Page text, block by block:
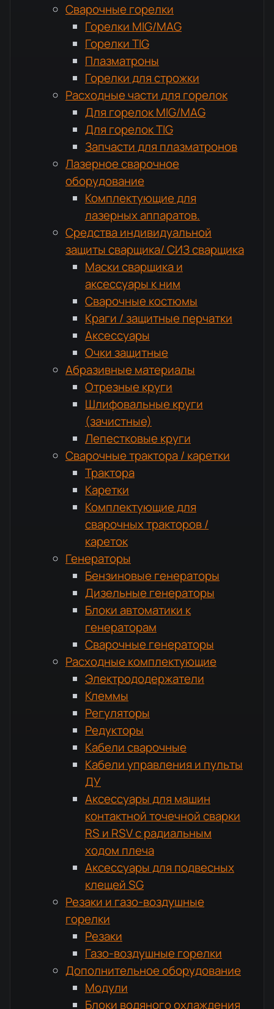
Сварочные горелки
Горелки MIG/MAG
Горелки TIG
Плазматроны
Горелки для строжки
Расходные части для горелок
Для горелок MIG/MAG
Для горелок TIG
Запчасти для плазматронов
Лазерное сварочное
оборудование
Комплектующие для
лазерных аппаратов.
Средства индивидуальной
защиты сварщика/ СИЗ сварщика
Маски сварщика и
аксессуары к ним
Сварочные костюмы
Краги / защитные перчатки
Аксессуары
Очки защитные
Абразивные материалы
Отрезные круги
Шлифовальные круги
(зачистные)
Лепестковые круги
Сварочные трактора / каретки
Трактора
Каретки
Комплектующие для
сварочных тракторов /
кареток
Генераторы
Бензиновые генераторы
Дизельные генераторы
Блоки автоматики к
генераторам
Сварочные генераторы
Расходные комплектующие
Электрододержатели
Клеммы
Регуляторы
Редукторы
Кабели сварочные
Кабели управления и пульты
ДУ
Аксессуары для машин
контактной точечной сварки
RS и RSV с радиальным
ходом плеча
Аксессуары для подвесных
клещей SG
Резаки и газо-воздушные
горелки
Резаки
Газо-воздушные горелки
Дополнительное оборудование
Модули
Блоки водяного охлаждения